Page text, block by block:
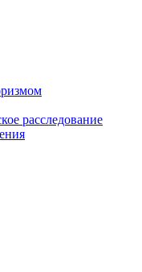
расследование